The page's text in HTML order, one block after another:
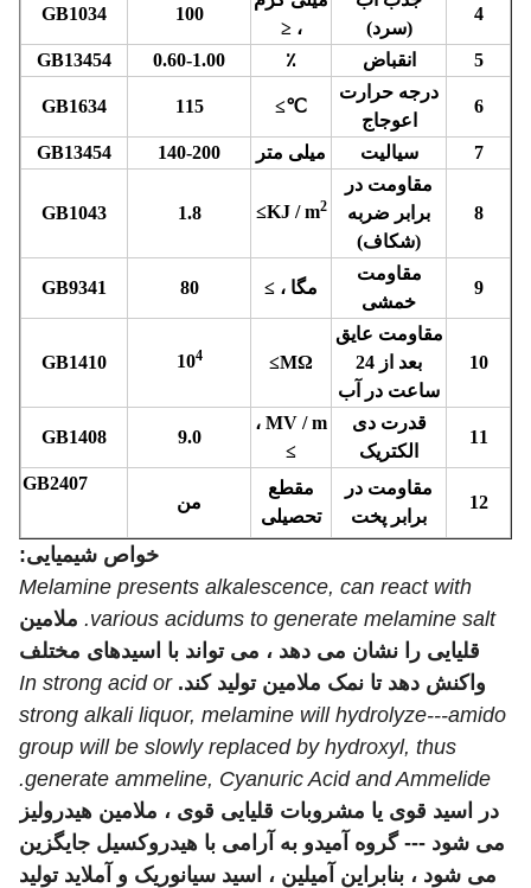
4
(سرد)
، ≤
100
GB1034
5 انقباض ٪ 0.60-1.00
GB13454
6
درجه حرارت
اعوجاج
℃
≥
115
GB1634
7 سیالیت میلی متر 140-200
GB13454
8
مقاومت در
برابر ضربه
(شکاف)
KJ / m2
≥
1.8
GB1043
9
مقاومت
خمشی
مگا ، ≥ 80
GB9341
10
مقاومت عایق
بعد از 24
ساعت در آب
MΩ≥
104
GB1410
11
قدرت دی
الکتریک
MV / m ،
≥
9.0
GB1408
12
مقاومت در
برابر پخت
مقطع
تحصیلی
من
GB2407
خواص شیمیایی:
Melamine presents alkalescence, can react with
various acidums to generate melamine salt. ملامین
قلیایی را نشان می دهد ، می تواند با اسیدهای مختلف
واکنش دهد تا نمک ملامین تولید کند. In strong acid or
strong alkali liquor, melamine will hydrolyze---amido
group will be slowly replaced by hydroxyl, thus
generate ammeline, Cyanuric Acid and Ammelide.
در اسید قوی یا مشروبات قلیایی قوی ، ملامین هیدرولیز
می شود --- گروه آمیدو به آرامی با هیدروکسیل جایگزین
می شود ، بنابراین آمیلین ، اسید سیانوریک و آملاید تولید